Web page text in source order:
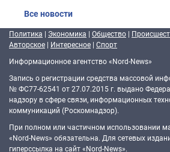
Все новости
Политика | Экономика | Общество |
Авторское | Интересное | Спорт
Информационное агентство «Nord-News»
Запись о регистрации средства массовой
№ ФС77-62541 от 27.07.2015 г. выдано
надзору в сфере связи, информационных
коммуникаций (Роскомнадзор).
При полном или частичном использовании
«Nord-News» обязательна. Для сетевых
гиперссылка на сайт «Nord-News».